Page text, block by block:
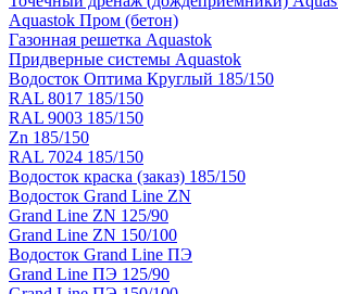
Aquastok Пром (бетон)
Газонная решетка Aquastok
Придверные системы Aquastok
Водосток Оптима Круглый 185/150
RAL 8017 185/150
RAL 9003 185/150
Zn 185/150
RAL 7024 185/150
Водосток краска (заказ) 185/150
Водосток Grand Line ZN
Grand Line ZN 125/90
Grand Line ZN 150/100
Водосток Grand Line ПЭ
Grand Line ПЭ 125/90